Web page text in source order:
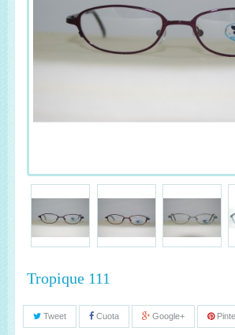
Tropique 111
Tweet Cuota Google+